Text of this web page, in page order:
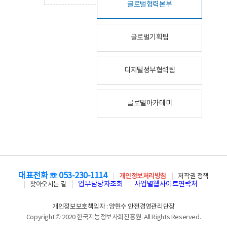
글로벌협력본부
글로벌기획팀
디지털정부협력팀
글로벌아카데미
대표전화 ☏ 053-230-1114 개인정보처리방침
저작권 정책
찾아오시는 길
업무담당자조회 사업별웹사이트연락처
개인정보보호책임자 : 양현수 안전경영관리단장
Copyright © 2020 한국지능정보사회진흥원. All Rights Reserved.